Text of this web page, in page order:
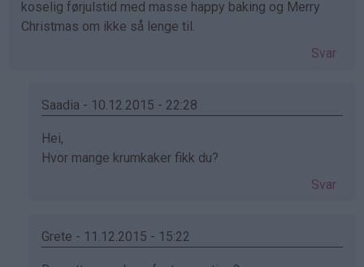
koselig førjulstid med masse happy baking og Merry
Christmas om ikke så lenge til.
Svar
Saadia - 10.12.2015 - 22:28
Som
svar
(ikke
Hei,
Hvor mange krumkaker fikk du?
Svar
Grete - 11.12.2015 - 15:22